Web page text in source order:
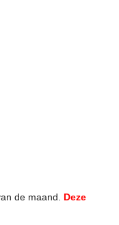
de maand. Deze